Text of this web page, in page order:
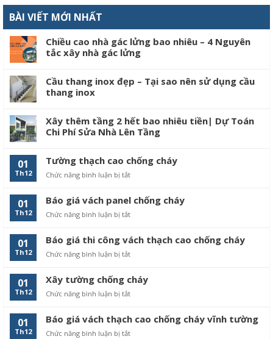
BÀI VIẾT MỚI NHẤT
Chiều cao nhà gác lửng bao nhiêu – 4 Nguyên
tắc xây nhà gác lửng
Cầu thang inox đẹp – Tại sao nên sử dụng cầu
thang inox
Xây thêm tầng 2 hết bao nhiêu tiền| Dự Toán
Chi Phí Sửa Nhà Lên Tầng
01
Th12
Tường thạch cao chống cháy
Chức năng bình luận bị tắt
thạch
cao
01
Th12
Báo giá vách panel chống cháy
Chức năng bình luận bị tắt
giá
vách
cháy
01
Th12
Báo giá thi công vách thạch cao chống cháy
Chức năng bình luận bị tắt
giá
thi
thạch
01
Th12
Xây tường chống cháy
Chức năng bình luận bị tắt
chống
01
Th12
Báo giá vách thạch cao chống cháy vĩnh tường
Chức năng bình luận bị tắt